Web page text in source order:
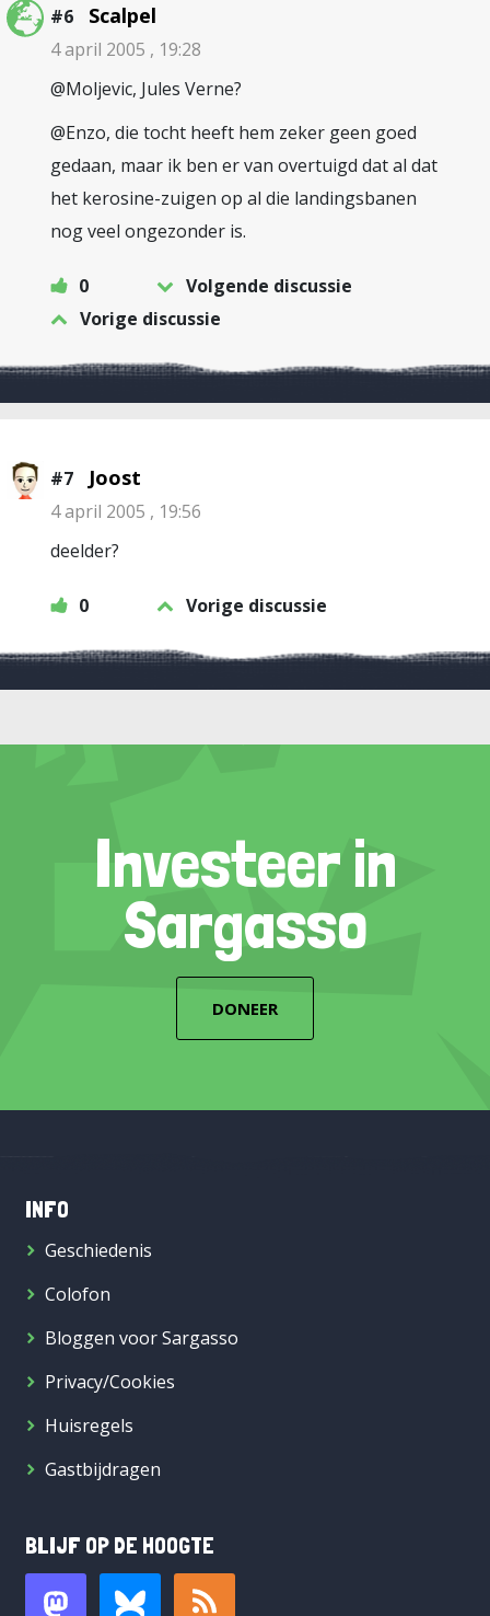
#6 Scalpel
4 april 2005 , 19:28
@Moljevic, Jules Verne?
@Enzo, die tocht heeft hem zeker geen goed
gedaan, maar ik ben er van overtuigd dat al dat
het kerosine-zuigen op al die landingsbanen
nog veel ongezonder is.
0
Volgende discussie
Vorige discussie
#7 Joost
4 april 2005 , 19:56
deelder?
0 Vorige discussie
Investeer in
Sargasso
DONEER
INFO
Geschiedenis
Colofon
Bloggen voor Sargasso
Privacy/Cookies
Huisregels
Gastbijdragen
BLIJF OP DE HOOGTE